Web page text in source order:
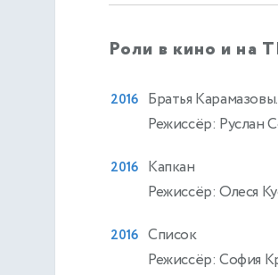
Роли в кино и на
2016 Братья
Режиссёр: Руслан
2016 Капкан
Режиссёр: Олеся
2016 Список
Режиссёр: София